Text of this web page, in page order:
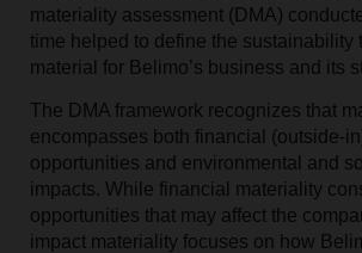
materiality assessment (DMA)
time helped to define the sustainability
material for Belimo’s business and its
The DMA framework recognizes that
encompasses both financial (outside-
opportunities and environmental and
impacts. While financial materiality
opportunities that may affect the
impact materiality focuses on how